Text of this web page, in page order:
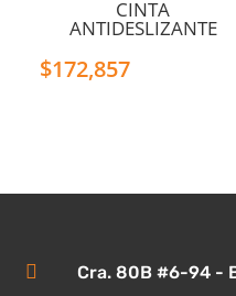
CINTA
ANTIDESLIZANTE
$172,857
 Cra. 80B #6-94 -